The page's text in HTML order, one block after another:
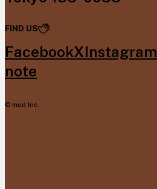
FIND US
FacebookXInstagram
note
© mud Inc.